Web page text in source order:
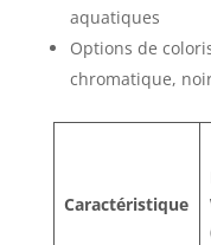
aquatiques
Options de
chromatique,
Caractéristique